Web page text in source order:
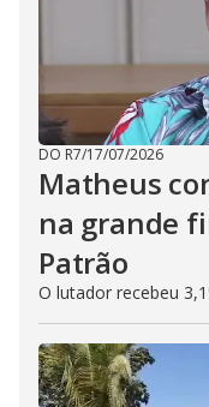
DO R7/17/07/2026
Matheus
na grande
Patrão
O lutador recebeu